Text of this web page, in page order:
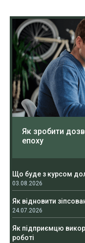
Як зробити
епоху
Що буде з курсом
03.08.2026
Як відновити
24.07.2026
Як підприємцю
роботі